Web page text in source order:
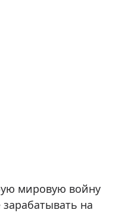
мировую войну
на